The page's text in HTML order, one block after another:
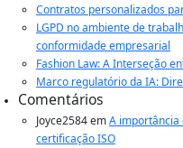
Contratos personalizados
LGPD no ambiente de
conformidade empresarial
Fashion Law: A Interseção
Marco regulatório da IA:
Comentários
Joyce2584emA importância
certificação ISO